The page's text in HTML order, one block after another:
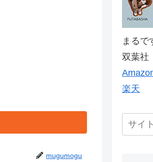
mugumogu
まるで
双葉社
楽天